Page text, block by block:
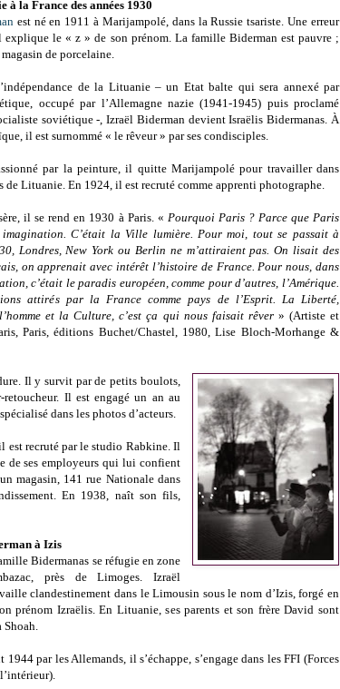
à la France des années 1930
est né en 1911 à Marijampolé, dans la Russie tsariste. Une erreur
explique le « z » de son prénom. La famille Biderman est pauvre ;
de porcelaine.
de la Lituanie – un Etat balte qui sera annexé par
occupé par l’Allemagne nazie (1941-1945) puis proclamé
soviétique -, Izraël Biderman devient Israëlis Bidermanas. À
il est surnommé « le rêveur » par ses condisciples.
par la peinture, il quitte Marijampolé pour travailler dans
de Lituanie. En 1924, il est recruté comme apprenti photographe.
il se rend en 1930 à Paris. « Pourquoi Paris ? Parce que Paris
C’était la Ville lumière. Pour moi, tout se passait à
Londres, New York ou Berlin ne m’attiraient pas. On lisait des
on apprenait avec intérêt l’histoire de France. Pour nous, dans
c’était le paradis européen, comme pour d’autres, l’Amérique.
attirés par la France comme pays de l’Esprit. La Liberté,
et la Culture, c’est ça qui nous faisait rêver» (Artiste et
Paris, éditions Buchet/Chastel, 1980, Lise Bloch-Morhange &
Il y survit par de petits boulots,
retoucheur. Il est engagé un an au
dans les photos d’acteurs.
est recruté par le studio Rabkine. Il
de ses employeurs qui lui confient
magasin, 141 rue Nationale dans
En 1938, naît son fils,
à Izis
Bidermanas se réfugie en zone
près de Limoges. Izraël
clandestinement dans le Limousin sous le nom d’Izis, forgé en
prénom Izraëlis. En Lituanie, ses parents et son frère David sont
Shoah.
1944 par les Allemands, il s’échappe, s’engage dans les FFI (Forces